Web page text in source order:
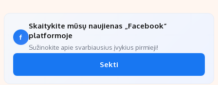
Skaitykite mūsų naujienas „Facebook“
platformoje
Sužinokite apie svarbiausius įvykius pirmieji!
Sekti